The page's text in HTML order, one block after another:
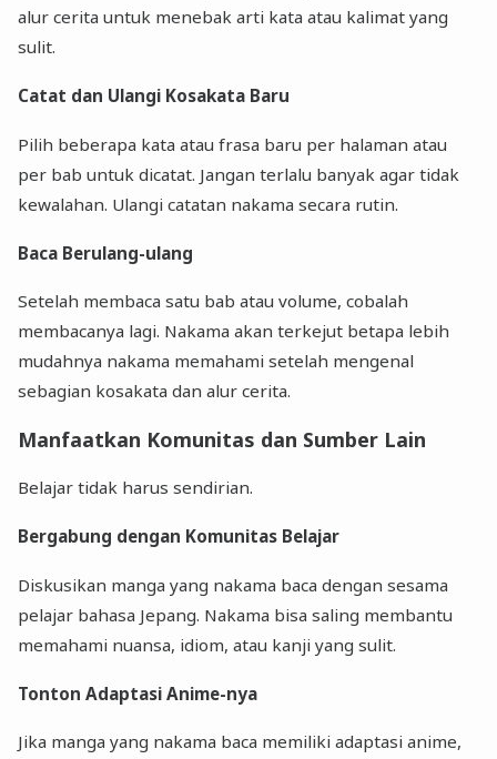
alur cerita untuk menebak arti kata atau kalimat yang
sulit.
Catat dan Ulangi Kosakata Baru
Pilih beberapa kata atau frasa baru per halaman atau
per bab untuk dicatat. Jangan terlalu banyak agar tidak
kewalahan. Ulangi catatan nakama secara rutin.
Baca Berulang-ulang
Setelah membaca satu bab atau volume, cobalah
membacanya lagi. Nakama akan terkejut betapa lebih
mudahnya nakama memahami setelah mengenal
sebagian kosakata dan alur cerita.
Manfaatkan Komunitas dan Sumber Lain
Belajar tidak harus sendirian.
Bergabung dengan Komunitas Belajar
Diskusikan manga yang nakama baca dengan sesama
pelajar bahasa Jepang. Nakama bisa saling membantu
memahami nuansa, idiom, atau kanji yang sulit.
Tonton Adaptasi Anime-nya
Jika manga yang nakama baca memiliki adaptasi anime,